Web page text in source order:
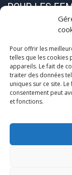
Pour offrir les
telles que les cookies
appareils. Le fait de
traiter des données
uniques sur ce site.
consentement peut
et fonctions.
POUR LES
Pour